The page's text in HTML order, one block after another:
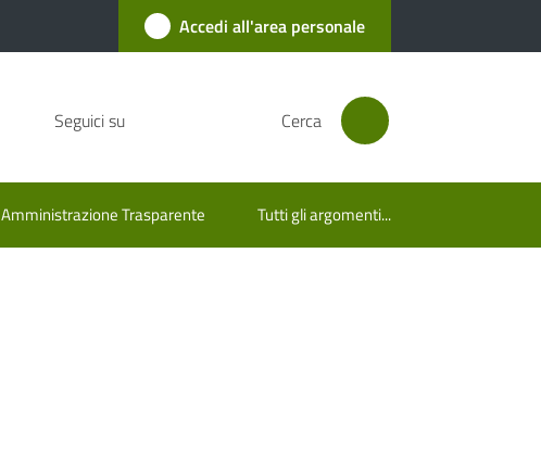
Accedi all'area personale
Seguici su Cerca
Amministrazione Trasparente Tutti gli argomenti...